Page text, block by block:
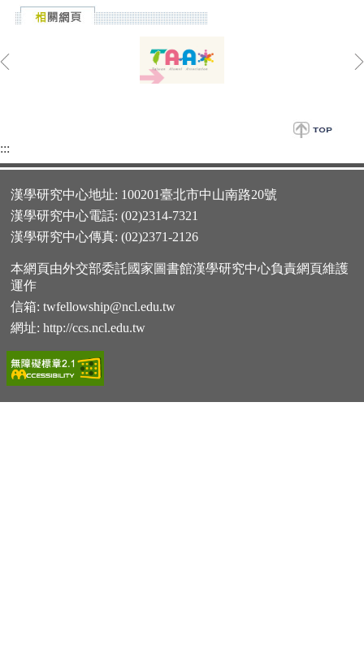
:::
漢學研究中心地址: 100201臺北市中山南路20號
漢學研究中心電話: (02)2314-7321
漢學研究中心傳真: (02)2371-2126
本網頁由外交部委託國家圖書館漢學研究中心負責網頁維護
運作
信箱: twfellowship@ncl.edu.tw
網址: http://ccs.ncl.edu.tw